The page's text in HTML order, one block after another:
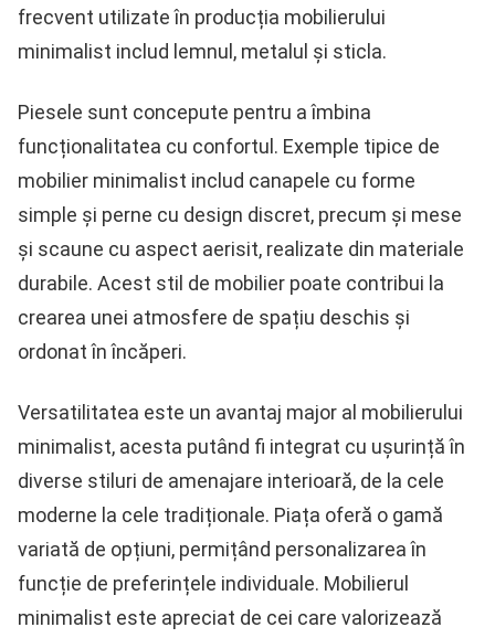
frecvent utilizate în producția mobilierului
minimalist includ lemnul, metalul și sticla.
Piesele sunt concepute pentru a îmbina
funcționalitatea cu confortul. Exemple tipice de
mobilier minimalist includ canapele cu forme
simple și perne cu design discret, precum și mese
și scaune cu aspect aerisit, realizate din materiale
durabile. Acest stil de mobilier poate contribui la
crearea unei atmosfere de spațiu deschis și
ordonat în încăperi.
Versatilitatea este un avantaj major al mobilierului
minimalist, acesta putând fi integrat cu ușurință în
diverse stiluri de amenajare interioară, de la cele
moderne la cele tradiționale. Piața oferă o gamă
variată de opțiuni, permițând personalizarea în
funcție de preferințele individuale. Mobilierul
minimalist este apreciat de cei care valorizează